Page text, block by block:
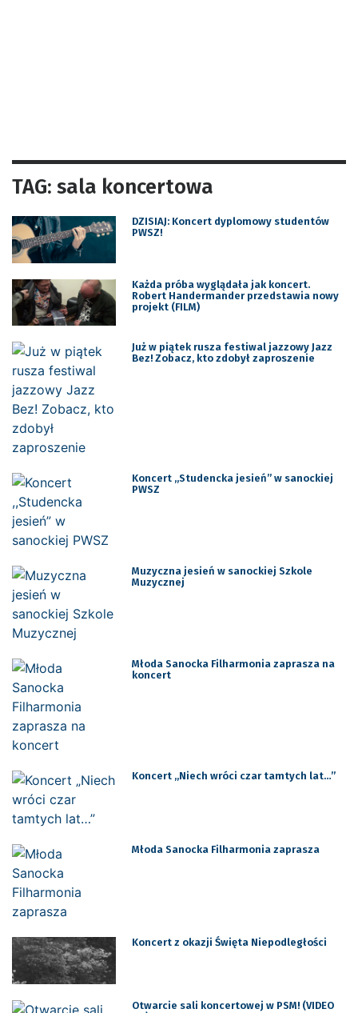
TAG: sala koncertowa
DZISIAJ: Koncert dyplomowy studentów
PWSZ!
Każda próba wyglądała jak koncert.
Robert Handermander przedstawia nowy
projekt (FILM)
Już w piątek rusza festiwal jazzowy Jazz
Bez! Zobacz, kto zdobył zaproszenie
Koncert ,,Studencka jesień” w sanockiej
PWSZ
Muzyczna jesień w sanockiej Szkole
Muzycznej
Młoda Sanocka Filharmonia zaprasza na
koncert
Koncert „Niech wróci czar tamtych lat…”
Młoda Sanocka Filharmonia zaprasza
Koncert z okazji Święta Niepodległości
Otwarcie sali koncertowej w PSM! (VIDEO